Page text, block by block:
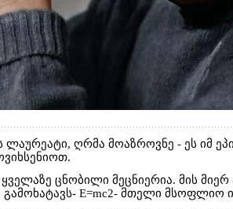
ლაურეატი, ღრმა მოაზროვნე - ეს იმ
ცნობილი მეცნიერია. მის
E=mc2- მთელი მსოფლიო